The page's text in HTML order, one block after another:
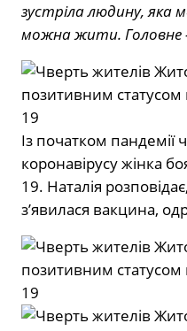
зустріла людину, яка
можна жити. Головне
Із початком
коронавірусу жінка
19. Наталія
з’явилася вакцина,